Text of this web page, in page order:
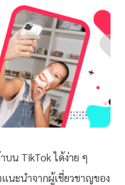
บน TikTok ได้ง่าย ๆ
นะนำจากผู้เชี่ยวชาญของ